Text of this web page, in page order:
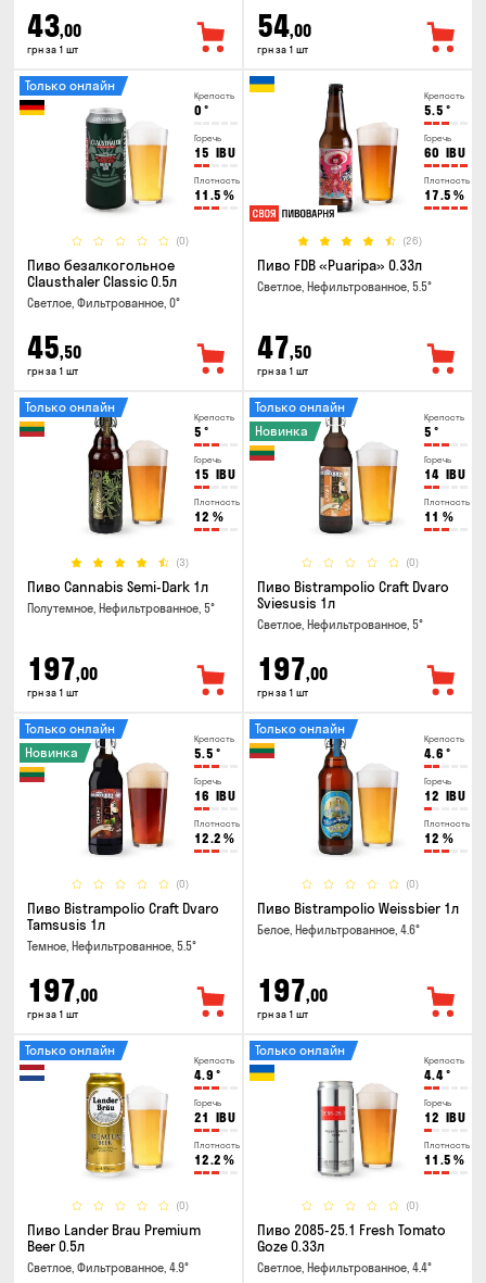
43,00
грн за 1 шт
54,00
грн за 1 шт
Крепость
0 °
Горечь
15 IBU
Плотность
11.5 %
(0)
Только онлайн
Пиво безалкогольное
Clausthaler Classic 0.5л
Светлое, Фильтрованное, 0°
45,50
грн за 1 шт
Крепость
5.5 °
Горечь
60 IBU
Плотность
17.5 %
(26)
Пиво FDB «Puaripa» 0.33л
Светлое, Нефильтрованное, 5.5°
47,50
грн за 1 шт
Крепость
5 °
Горечь
15 IBU
Плотность
12 %
(3)
Только онлайн
Пиво Cannabis Semi-Dark 1л
Полутемное, Нефильтрованное, 5°
197,00
грн за 1 шт
Крепость
5 °
Горечь
14 IBU
Плотность
11 %
(0)
Только онлайн
Новинка
Пиво Bistrampolio Craft Dvaro
Sviesusis 1л
Светлое, Нефильтрованное, 5°
197,00
грн за 1 шт
Крепость
5.5 °
Горечь
16 IBU
Плотность
12.2 %
(0)
Только онлайн
Новинка
Пиво Bistrampolio Craft Dvaro
Tamsusis 1л
Темное, Нефильтрованное, 5.5°
197,00
грн за 1 шт
Крепость
4.6 °
Горечь
12 IBU
Плотность
12 %
(0)
Только онлайн
Пиво Bistrampolio Weissbier 1л
Белое, Нефильтрованное, 4.6°
197,00
грн за 1 шт
Крепость
4.9 °
Горечь
21 IBU
Плотность
12.2 %
(0)
Только онлайн
Пиво Lander Brau Premium
Beer 0.5л
Светлое, Фильтрованное, 4.9°
Крепость
4.4°
Горечь
12 IBU
Плотность
11.5 %
(0)
Только онлайн
Пиво 2085-25.1 Fresh Tomato
Goze 0.33л
Светлое, Нефильтрованное, 4.4°